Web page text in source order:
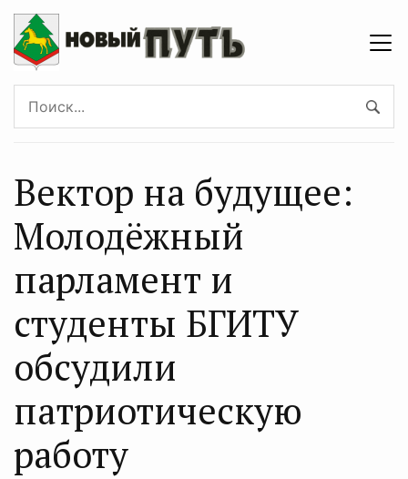
Вектор на будущее:
Молодёжный
парламент и
студенты БГИТУ
обсудили
патриотическую
работу